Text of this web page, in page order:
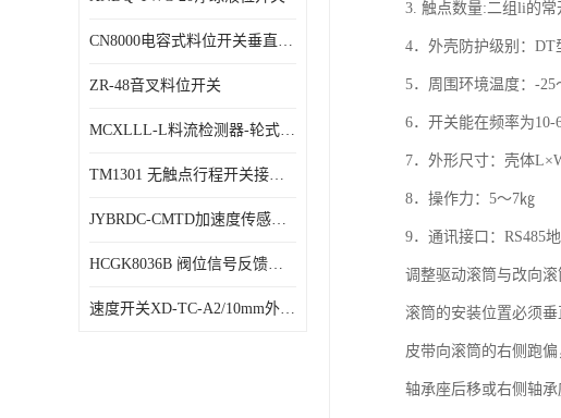
CN8000电容式料位开关垂直安装时
ZR-48音叉料位开关
MCXLLL-L料流检测器-轮式煤流信号控制器
TM1301 无触点行程开关接线在交通设备中的稳定性
JYBRDC-CMTD加速度传感器距离远
HCGK8036B 阀位信号反馈装置 限位开关
速度开关XD-TC-A2/10mm外形图
3. 触点数量:二组li的常
4．外壳防护级别：DT
5．周围环境温度：-
6．开关能在频率为10-
7．外形尺寸：壳体
8．操作力：5～7㎏
9．通讯接口：RS485
调整驱动滚筒与改向
滚筒的安装位置必须
皮带向滚筒的右侧跑
轴承座后移或右侧轴